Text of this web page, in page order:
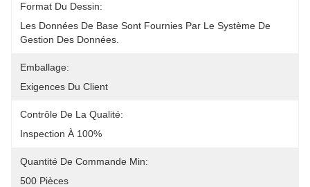
Format Du Dessin:
Les Données De Base Sont Fournies Par Le Système De
Gestion Des Données.
Emballage:
Exigences Du Client
Contrôle De La Qualité:
Inspection À 100%
Quantité De Commande Min:
500 Pièces